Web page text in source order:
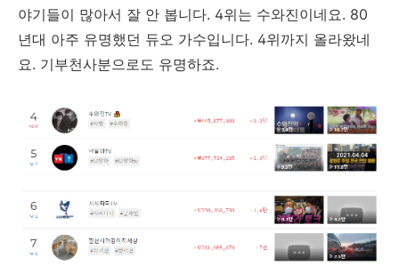
야기들이 많아서 잘 안 봅니다. 4위는 수와진이네요. 80
년대 아주 유명했던 듀오 가수입니다. 4위까지 올라왔네
요. 기부천사분으로도 유명하죠.